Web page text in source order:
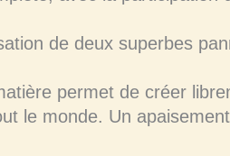
de deux superbes
permet de créer
le monde. Un